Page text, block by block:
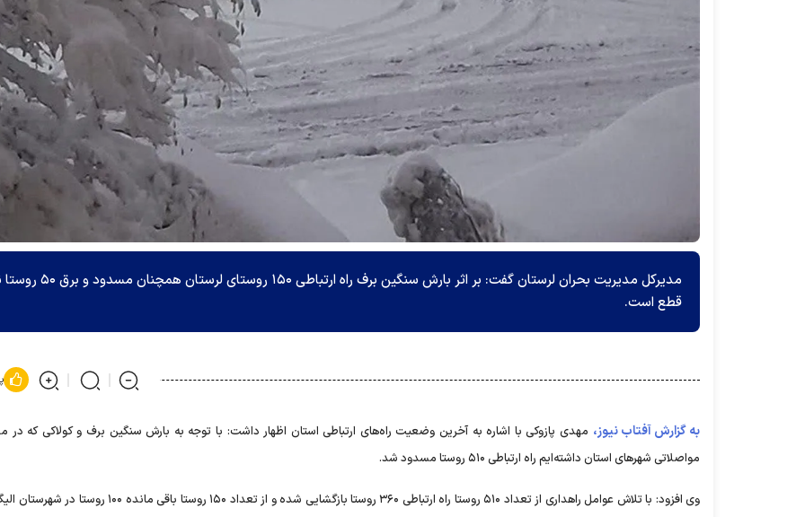
مدیرکل مدیریت بحران لرستان گفت: بر اثر بارش سنگین برف راه ارتباطی ۱۵۰
قطع است.
به گزارش آفتاب نیوز، مهدی پازوکی با اشاره به آخرین وضعیت راه‌های ارتباطی استان اظهار داشت: با توجه به بارش سنگین برف و کولاکی که در
مواصلاتی شهر‌های استان داشته‌ایم راه ارتباطی ۵۱۰ روستا مسدود شد.
وی افزود: با تلاش عوامل راهداری از تعداد ۵۱۰ روستا راه ارتباطی ۳۶۰ روستا بازگشایی شده و از تعداد ۱۵۰ روستا